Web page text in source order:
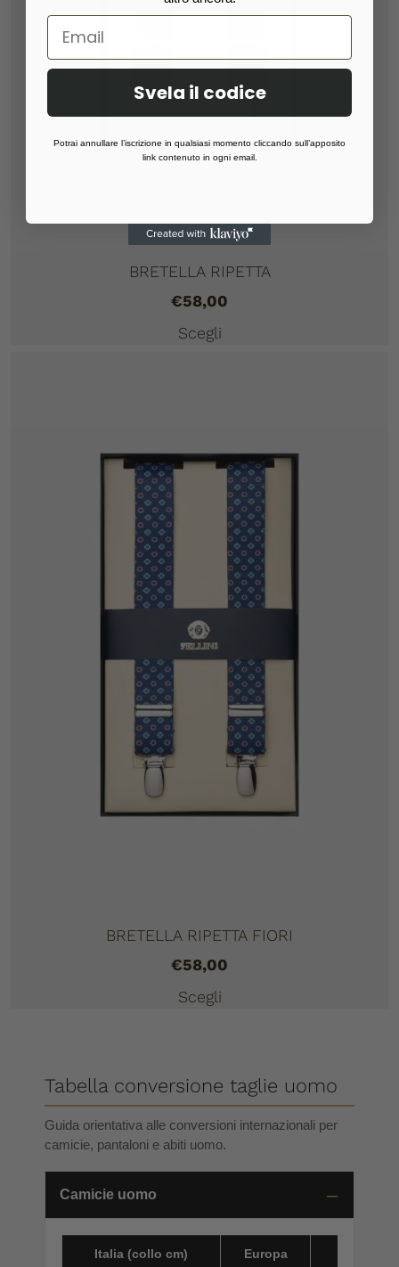
BRETELLA RIPETTA
€58,00
Scegli
BRETELLA RIPETTA FIORI
€58,00
Scegli
Tabella conversione taglie uomo
Guida orientativa alle conversioni internazionali per
camicie, pantaloni e abiti uomo.
Camicie uomo
Italia (collo cm) Europa
Svela il codice
Potrai annullare l’iscrizione in qualsiasi momento cliccando sull’apposito
link contenuto in ogni email.